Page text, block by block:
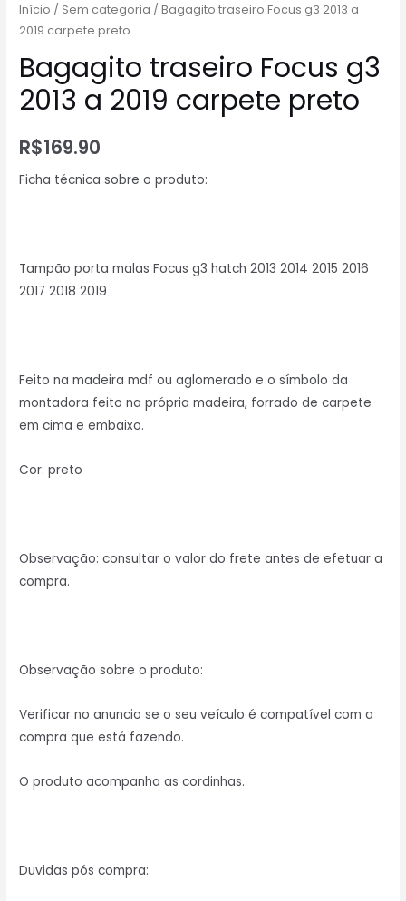
Início / Sem categoria / Bagagito traseiro Focus g3 2013 a
2019 carpete preto
Bagagito traseiro Focus g3
2013 a 2019 carpete preto
R$169.90
Ficha técnica sobre o produto:
Tampão porta malas Focus g3 hatch 2013 2014 2015 2016
2017 2018 2019
Feito na madeira mdf ou aglomerado e o símbolo da
montadora feito na própria madeira, forrado de carpete
em cima e embaixo.
Cor: preto
Observação: consultar o valor do frete antes de efetuar a
compra.
Observação sobre o produto:
Verificar no anuncio se o seu veículo é compatível com a
compra que está fazendo.
O produto acompanha as cordinhas.
Duvidas pós compra: